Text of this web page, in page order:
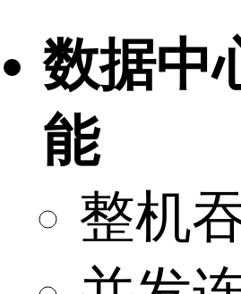
数据中
能
整机